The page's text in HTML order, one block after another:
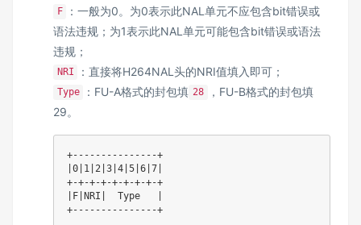
F
：一般为0。为0表示此NAL单元不应包含bit错误或
语法违规；为1表示此NAL单元可能包含bit错误或语法
违规；
NRI ：直接将H264NAL头的NRI值填入即可；
Type ：FU-A格式的封包填 28
，FU-B格式的封包填
29。
+---------------+
|0|1|2|3|4|5|6|7|
+-+-+-+-+-+-+-+-+
|F|NRI|  Type   |